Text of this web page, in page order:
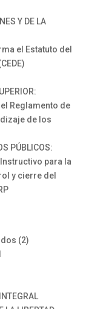
Y DE LA
el Estatuto del
Reglamento de
de los
PÚBLICOS:
para la
y cierre del
(2)